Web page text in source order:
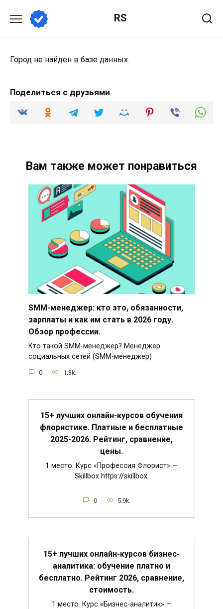
содержанию
RS
Город не найден в базе данных.
Поделиться с друзьями
Вам также может понравиться
SMM-менеджер: кто это, обязанности,
зарплаты и как им стать в 2026 году.
Обзор профессии.
Кто такой SMM-менеджер? Менеджер
социальных сетей (SMM-менеджер)
0 1.3k.
15+ лучших онлайн-курсов обучения
флористике. Платные и бесплатные
2025-2026. Рейтинг, сравнение,
цены.
1 место. Курс «Профессия Флорист» —
Skillbox https://skillbox.
0 5.9k.
15+ лучших онлайн-курсов бизнес-
аналитика: обучение платно и
бесплатно. Рейтинг 2026, сравнение,
стоимость.
1 место. Курс «Бизнес-аналитик» —